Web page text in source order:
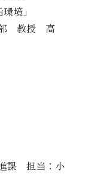
境」
部 教授 高
課 担当：小